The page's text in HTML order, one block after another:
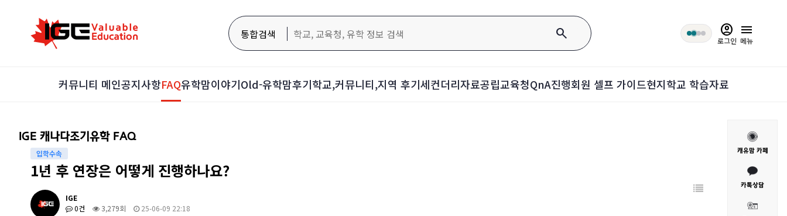
통합검색 search account_circle
로그인
menu
메뉴
커뮤니티 메인공지사항FAQ유학맘이야기Old-유학맘후기학교,커뮤니티,지역 후기세컨더리자료공립교육청QnA진행회원 셀프 가이드현지학교 학습자료
IGE 캐나다조기유학 FAQ
입학수속
1년 후 연장은 어떻게 진행하나요?
IGE
0건
3,279회 25-06-09 22:18
캐유맘 카페
카톡상담